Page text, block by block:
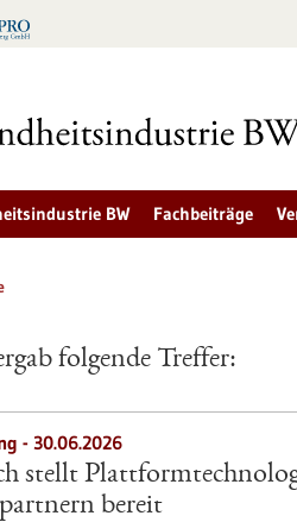
BW Fachbeiträge
folgende Treffer:
- 30.06.2026
stellt
bereit